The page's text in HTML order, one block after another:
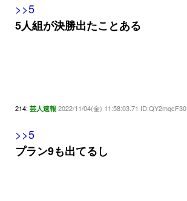
>>5
5人組が決勝出たことある
214: 芸人速報 2022/11/04(金) 11:58:03.71 ID:QY2mqcF30
>>5
プラン9も出てるし